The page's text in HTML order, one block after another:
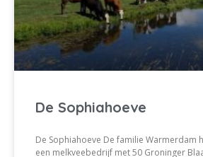
De Sophiahoeve
De Sophiahoeve De familie Warmerdam
een melkveebedrijf met 50 Groninger